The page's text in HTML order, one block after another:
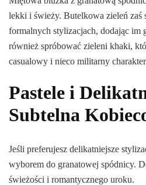
lekki i świeży. Butelkowa zieleń zaś
formalnych stylizacjach, dodając im
również spróbować zieleni khaki,
casualowy i nieco militarny
Pastele i
Subtelna
Jeśli preferujesz delikatniejsze
wyborem do granatowej spódnicy.
świeżości i romantycznego uroku.